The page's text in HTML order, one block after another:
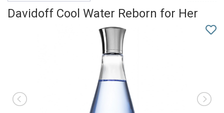
Davidoff Cool Water Reborn for Her